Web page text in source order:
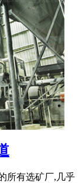
所有选矿厂,几乎